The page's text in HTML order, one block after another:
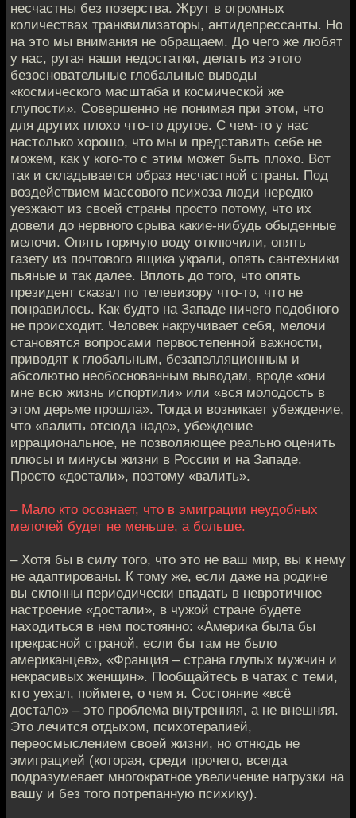
несчастны без позерства. Жрут в огромных
количествах транквилизаторы, антидепрессанты. Но
на это мы внимания не обращаем. До чего же любят
у нас, ругая наши недостатки, делать из этого
безосновательные глобальные выводы
«космического масштаба и космической же
глупости». Совершенно не понимая при этом, что
для других плохо что-то другое. С чем-то у нас
настолько хорошо, что мы и представить себе не
можем, как у кого-то с этим может быть плохо. Вот
так и складывается образ несчастной страны. Под
воздействием массового психоза люди нередко
уезжают из своей страны просто потому, что их
довели до нервного срыва какие-нибудь обыденные
мелочи. Опять горячую воду отключили, опять
газету из почтового ящика украли, опять сантехники
пьяные и так далее. Вплоть до того, что опять
президент сказал по телевизору что-то, что не
понравилось. Как будто на Западе ничего подобного
не происходит. Человек накручивает себя, мелочи
становятся вопросами первостепенной важности,
приводят к глобальным, безапелляционным и
абсолютно необоснованным выводам, вроде «они
мне всю жизнь испортили» или «вся молодость в
этом дерьме прошла». Тогда и возникает убеждение,
что «валить отсюда надо», убеждение
иррациональное, не позволяющее реально оценить
плюсы и минусы жизни в России и на Западе.
Просто «достали», поэтому «валить».
– Мало кто осознает, что в эмиграции неудобных
мелочей будет не меньше, а больше.
– Хотя бы в силу того, что это не ваш мир, вы к нему
не адаптированы. К тому же, если даже на родине
вы склонны периодически впадать в невротичное
настроение «достали», в чужой стране будете
находиться в нем постоянно: «Америка была бы
прекрасной страной, если бы там не было
американцев», «Франция – страна глупых мужчин и
некрасивых женщин». Пообщайтесь в чатах с теми,
кто уехал, поймете, о чем я. Состояние «всё
достало» – это проблема внутренняя, а не внешняя.
Это лечится отдыхом, психотерапией,
переосмыслением своей жизни, но отнюдь не
эмиграцией (которая, среди прочего, всегда
подразумевает многократное увеличение нагрузки на
вашу и без того потрепанную психику).